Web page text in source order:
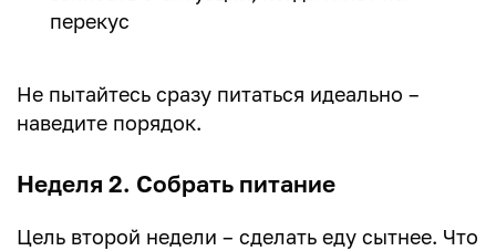
перекус
Не пытайтесь сразу питаться идеально –
наведите порядок.
Неделя 2. Собрать питание
Цель второй недели – сделать еду сытнее. Что